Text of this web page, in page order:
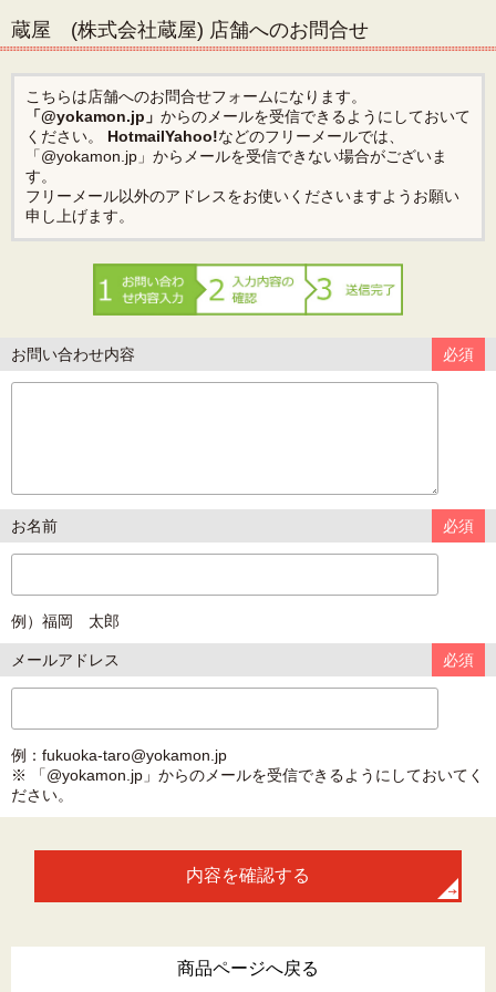
蔵屋 (株式会社蔵屋) 店舗へのお問合せ
こちらは店舗へのお問合せフォームになります。
「@yokamon.jp」 からのメールを受信できるようにしておいて
ください。 HotmailYahoo!などのフリーメールでは、
「@yokamon.jp」からメールを受信できない場合がございま
す。
フリーメール以外のアドレスをお使いくださいますようお願い
申し上げます。
お問い合わせ内容 必須
お名前 必須
例）福岡 太郎
メールアドレス 必須
例：fukuoka-taro@yokamon.jp
※ 「@yokamon.jp」からのメールを受信できるようにしておいてく
ださい。
商品ページへ戻る